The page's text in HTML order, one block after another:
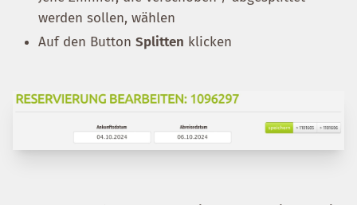
werden sollen, wählen
Auf den Button Splitten klicken